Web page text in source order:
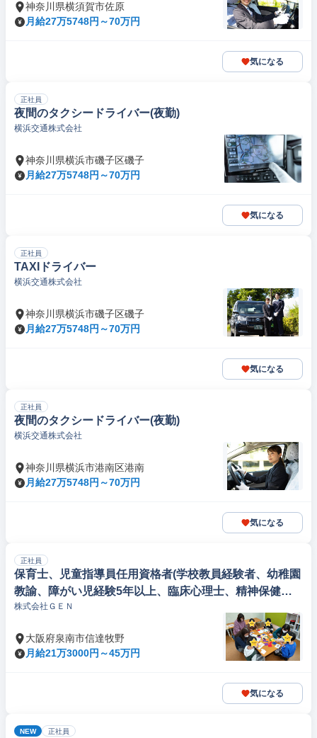
神奈川県横須賀市佐原
月給27万5748円～70万円
気になる
正社員
夜間のタクシードライバー(夜勤)
横浜交通株式会社
神奈川県横浜市磯子区磯子
月給27万5748円～70万円
気になる
正社員
TAXIドライバー
横浜交通株式会社
神奈川県横浜市磯子区磯子
月給27万5748円～70万円
気になる
正社員
夜間のタクシードライバー(夜勤)
横浜交通株式会社
神奈川県横浜市港南区港南
月給27万5748円～70万円
気になる
正社員
保育士、児童指導員任用資格者(学校教員経験者、幼稚園
教諭、障がい児経験5年以上、臨床心理士、精神保健福
祉士)
株式会社ＧＥＮ
大阪府泉南市信達牧野
月給21万3000円～45万円
気になる
NEW 正社員